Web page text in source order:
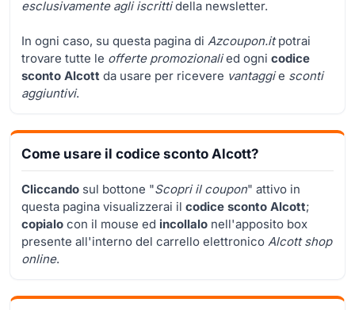
esclusivamente agli iscrittidella newsletter.
In ogni caso, su questa pagina di Azcoupon.itpotrai
trovare tutte le offerte promozionalied ogni codice
sconto Alcott da usare per ricevere vantaggie sconti
aggiuntivi.
Come usare il codice sconto Alcott?
Cliccando sul bottone "Scopri il coupon" attivo in
questa pagina visualizzerai il codice sconto Alcott;
copialo con il mouse ed incollalo nell'apposito box
presente all'interno del carrello elettronico Alcott shop
online.